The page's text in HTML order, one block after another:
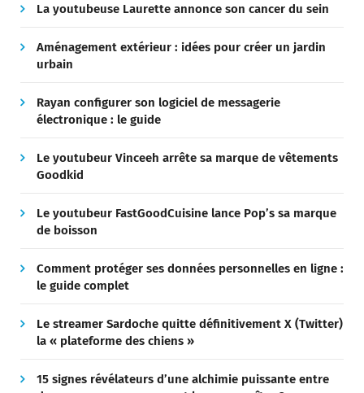
La youtubeuse Laurette annonce son cancer du sein
Aménagement extérieur : idées pour créer un jardin
urbain
Rayan configurer son logiciel de messagerie
électronique : le guide
Le youtubeur Vinceeh arrête sa marque de vêtements
Goodkid
Le youtubeur FastGoodCuisine lance Pop’s sa marque
de boisson
Comment protéger ses données personnelles en ligne :
le guide complet
Le streamer Sardoche quitte définitivement X (Twitter)
la « plateforme des chiens »
15 signes révélateurs d’une alchimie puissante entre